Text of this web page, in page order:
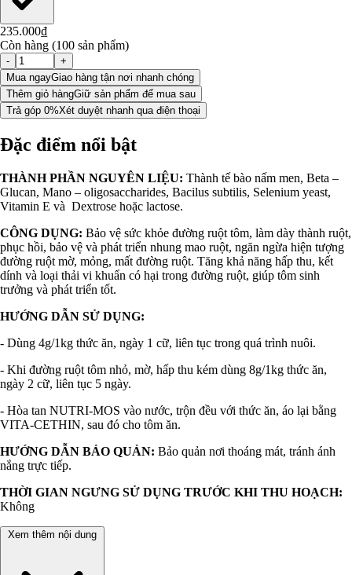
235.000₫
Còn hàng (100 sản phẩm)
-
+
Mua ngayGiao hàng tận nơi nhanh chóng
Thêm giỏ hàngGiữ sản phẩm để mua sau
Trả góp 0%Xét duyệt nhanh qua điện thoại
Đặc điểm nổi bật
THÀNH PHẦN NGUYÊN LIỆU: Thành tế bào nấm men, Beta –
Glucan, Mano – oligosaccharides, Bacilus subtilis, Selenium yeast,
Vitamin E và Dextrose hoặc lactose.
CÔNG DỤNG: Bảo vệ sức khỏe đường ruột tôm, làm dày thành ruột,
phục hồi, bảo vệ và phát triển nhung mao ruột, ngăn ngừa hiện tượng
đường ruột mờ, mỏng, mất đường ruột. Tăng khả năng hấp thu, kết
dính và loại thải vi khuẩn có hại trong đường ruột, giúp tôm sinh
trưởng và phát triển tốt.
HƯỚNG DẪN SỬ DỤNG:
- Dùng 4g/1kg thức ăn, ngày 1 cữ, liên tục trong quá trình nuôi.
- Khi đường ruột tôm nhỏ, mờ, hấp thu kém dùng 8g/1kg thức ăn,
ngày 2 cữ, liên tục 5 ngày.
- Hòa tan NUTRI-MOS vào nước, trộn đều với thức ăn, áo lại bằng
VITA-CETHIN, sau đó cho tôm ăn.
HƯỚNG DẪN BẢO QUẢN: Bảo quản nơi thoáng mát, tránh ánh
nắng trực tiếp.
THỜI GIAN NGƯNG SỬ DỤNG TRƯỚC KHI THU HOẠCH:
Không
Xem thêm nội dung